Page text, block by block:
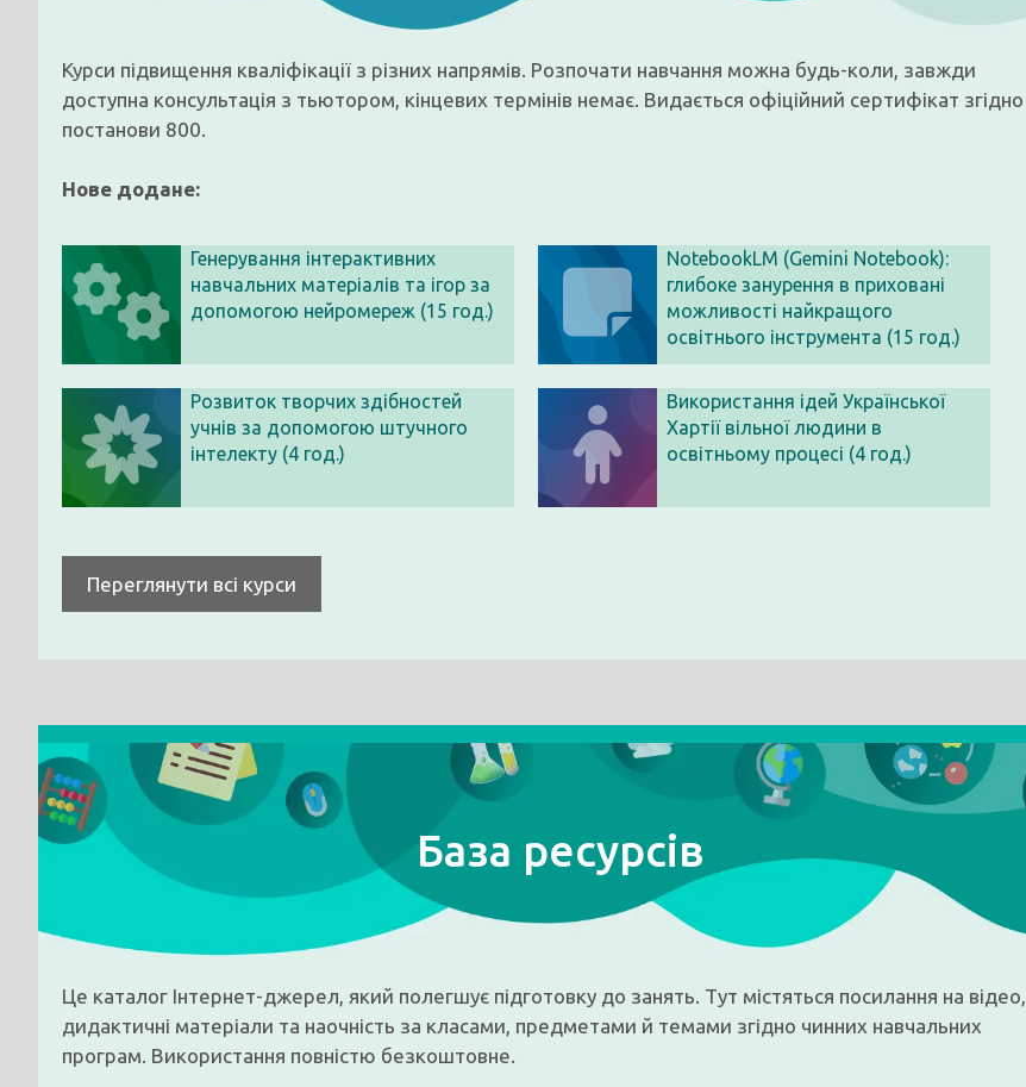
Курси підвищення кваліфікації з різних напрямів. Розпочати навчання можна будь-коли, завжди
доступна консультація з тьютором, кінцевих термінів немає. Видається офіційний сертифікат згідно
постанови 800.
Нове додане:
Генерування інтерактивних
навчальних матеріалів та ігор за
допомогою нейромереж (15 год.)
NotebookLM (Gemini Notebook):
глибоке занурення в приховані
можливості найкращого
освітнього інструмента (15 год.)
Розвиток творчих здібностей
учнів за допомогою штучного
інтелекту (4 год.)
Використання ідей Української
Хартії вільної людини в
освітньому процесі (4 год.)
Переглянути всі курси
База ресурсів
Це каталог Інтернет-джерел, який полегшує підготовку до занять. Тут містяться посилання на відео,
дидактичні матеріали та наочність за класами, предметами й темами згідно чинних навчальних
програм. Використання повністю безкоштовне.